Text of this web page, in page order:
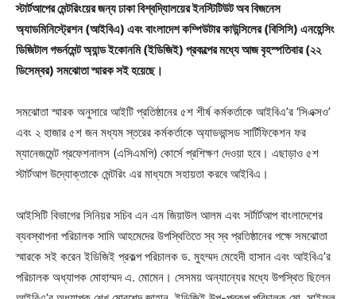
স্টার্টআপের মেন্টরিংয়ের জন্য ঢাকা বিশ্বদ্যিালয়ের ইনস্টিটিউট অব বিজনেস
অ্যাডমিনিস্ট্রেশন (আইবিএ) এবং বাংলাদেশ কম্পিউটার কাউন্সিলের (বিসিসি) এনহেন্সিং
ডিজিটাল গভর্নমেন্ট অ্যান্ড ইকোনমি (ইডিজিই) প্রকল্পের মধ্যে আজ বৃহস্পতিবার (২২
ডিসেম্বর) সমঝোতা স্মারক সই হয়েছে।
সমঝোতা স্মারক অনুসারে আইটি প্রতিষ্ঠানের ৫শ শীর্ষ কর্মকর্তাকে আইবিএ’র ‘সিএক্সও’
এবং ২ হাজার ৫শ জন মধ্যম স্তরের কর্মকর্তাকে অ্যাডভান্সড সার্টিফিকেশন ফর
ম্যানেজমেন্ট প্রফেশনালস (এসিএমপি) কোর্সে প্রশিক্ষণ দেওয়া হবে। এছাড়াও ৫শ
স্টার্টআপ উদ্যোক্তাকে মেন্টরিং এর মাধ্যমে সহায়তা করবে আইবিএ।
আইসিটি বিভাগের সিনিয়র সচিব এন এম জিয়াউল আলম এবং সর্টার্টআপ বাংলাদেশের
ব্যবস্থাপনা পরিচালক সামি আহমেদের উপস্থিতিতে স্ব স্ব প্রতিষ্ঠানের পক্ষে সমঝোতা
স্মারকে সই করেন ইডিজিই প্রকল্প পরিচালক ড. মুহম্মদ মেহেদী হাসান এবং আইবিএ’র
পরিচালক অধ্যাপক মোহাম্মদ এ. মোমেন। সেসময় অন্যান্যের মধ্যে উপস্থিত ছিলেন